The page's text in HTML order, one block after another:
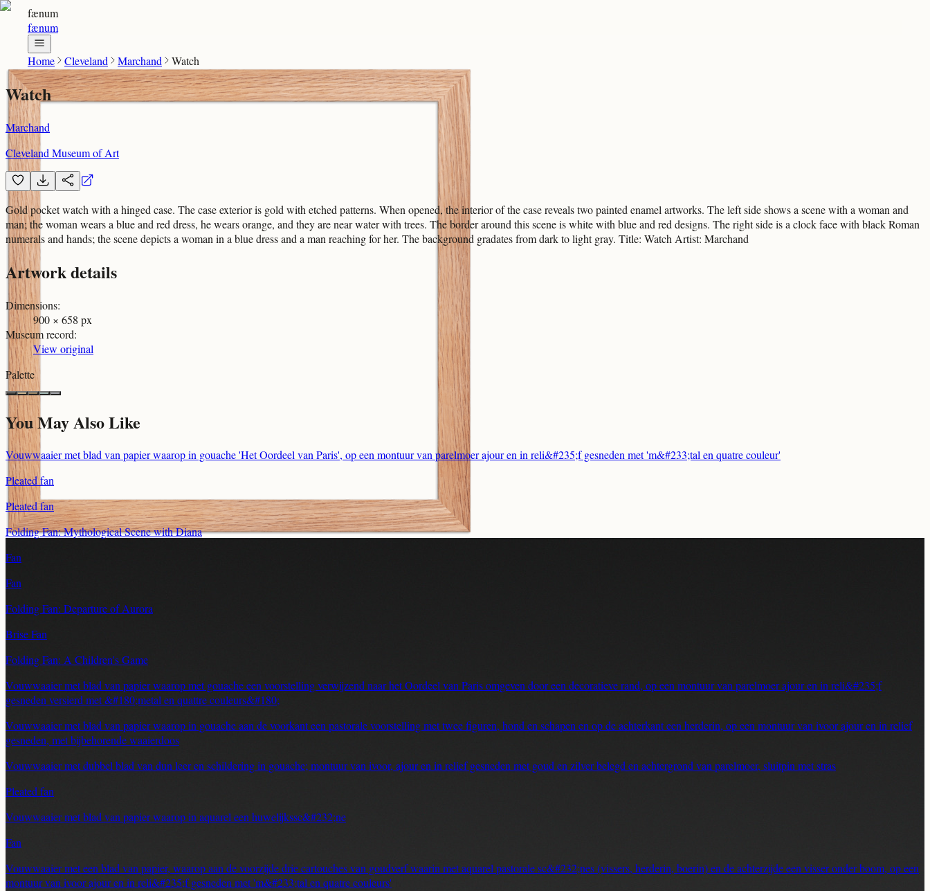
fænum
fænum
Home Cleveland Marchand Watch
Watch
Marchand
Cleveland Museum of Art
Gold pocket watch with a hinged case. The case exterior is gold with etched patterns. When opened, the interior of the case reveals two painted enamel artworks. The left side shows a scene with a woman and
man; the woman wears a blue and red dress, he wears orange, and they are near water with trees. The border around this scene is white with blue and red designs. The right side is a clock face with black Roman
numerals and hands; the scene depicts a woman in a blue dress and a man reaching for her. The background gradates from dark to light gray. Title: Watch Artist: Marchand
Artwork details
Dimensions:
900 × 658 px
Museum record:
View original
Palette
You May Also Like
Vouwwaaier met blad van papier waarop in gouache 'Het Oordeel van Paris', op een montuur van parelmoer ajour en in reli&#235;f gesneden met 'm&#233;tal en quatre couleur'
Pleated fan
Pleated fan
Folding Fan: Mythological Scene with Diana
Fan
Fan
Folding Fan: Departure of Aurora
Brise Fan
Folding Fan: A Children's Game
Vouwwaaier met blad van papier waarop met gouache een voorstelling verwijzend naar het Oordeel van Paris omgeven door een decoratieve rand, op een montuur van parelmoer ajour en in reli&#235;f
gesneden versierd met &#180;metal en quattre couleurs&#180;
Vouwwaaier met blad van papier waarop in gouache aan de voorkant een pastorale voorstelling met twee figuren, hond en schapen en op de achterkant een herderin, op een montuur van ivoor ajour en in relief
gesneden, met bijbehorende waaierdoos
Vouwwaaier met dubbel blad van dun leer en schildering in gouache; montuur van ivoor, ajour en in relief gesneden met goud en zilver belegd en achtergrond van parelmoer, sluitpin met stras
Pleated fan
Vouwwaaier met blad van papier waarop in aquarel een huwelijkssc&#232;ne
Fan
Vouwwaaier met een blad van papier, waarop aan de voorzijde drie cartouches van goudverf waarin met aquarel pastorale sc&#232;nes (vissers, herderin, boerin) en de achterzijde een visser onder boom, op een
montuur van ivoor ajour en in reli&#235;f gesneden met 'm&#233;tal en quatre couleurs'